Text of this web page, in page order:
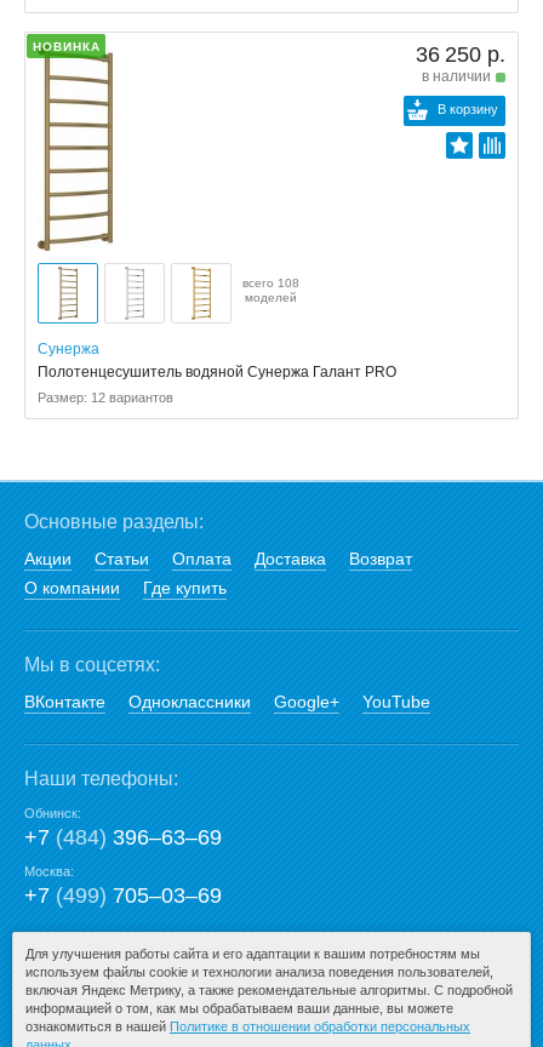
НОВИНКА 36 250 р.
в наличии
В корзину
всего 108
моделей
Сунержа
Полотенцесушитель водяной Сунержа Галант PRO
Размер: 12 вариантов
Основные разделы:
Акции Статьи Оплата Доставка
Возврат
О компании
Где купить
Мы в соцсетях:
ВКонтакте Одноклассники Google+ YouTube
Наши телефоны:
Обнинск:
+7(484)396‒63‒69
Москва:
+7(499)705‒03‒69
E-mail:
mail@san-premium.ru
Для улучшения работы сайта и его адаптации к вашим потребностям мы
используем файлы cookie и технологии анализа поведения пользователей,
включая Яндекс Метрику, а также рекомендательные алгоритмы. С подробной
информацией о том, как мы обрабатываем ваши данные, вы можете
ознакомиться в нашей Политике в отношении обработки персональных